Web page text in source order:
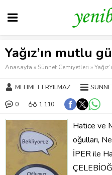
Yağız’ın mutlu
Anasayfa » Sünnet Cemiyetleri »
MEHMET ERYILMAZ
0 1.110
Hatice ve
oğulları,
İPER ile